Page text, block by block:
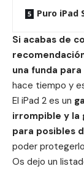
Puro iPad
Si acabas de
una funda
hace tiempo y
El iPad 2 es un
irrompible y la
para posibles
poder
Os dejo un